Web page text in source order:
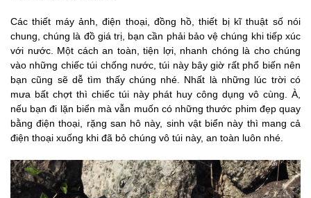
Các thiết máy ảnh, điện thoại, đồng hồ, thiết bị kĩ thuật số nói
chung, chúng là đồ giá trị, bạn cần phải bảo vệ chúng khi tiếp xúc
với nước. Một cách an toàn, tiện lợi, nhanh chóng là cho chúng
vào những chiếc túi chống nước, túi này bây giờ rất phổ biến nên
bạn cũng sẽ dễ tìm thấy chúng nhé. Nhất là những lúc trời có
mưa bất chợt thì chiếc túi này phát huy công dụng vô cùng. À,
nếu bạn đi lặn biển mà vẫn muốn có những thước phim đẹp quay
bằng điện thoại, rặng san hô này, sinh vật biển này thì mang cả
điện thoại xuống khi đã bỏ chúng vô túi này, an toàn luôn nhé.